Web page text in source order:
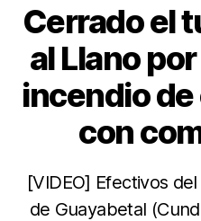
Cerrado el
al Llano
incendio
con
[VIDEO] Efectivos
de Guayabetal